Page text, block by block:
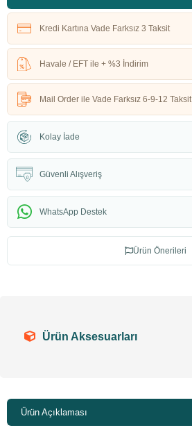
Kredi Kartına Vade Farksız 3 Taksit
Havale / EFT ile + %3 İndirim
Mail Order ile Vade Farksız 6-9-12 Taksit
Kolay İade
Güvenli Alışveriş
WhatsApp Destek
Ürün Önerileri
Ürün Aksesuarları
Ürün Açıklaması